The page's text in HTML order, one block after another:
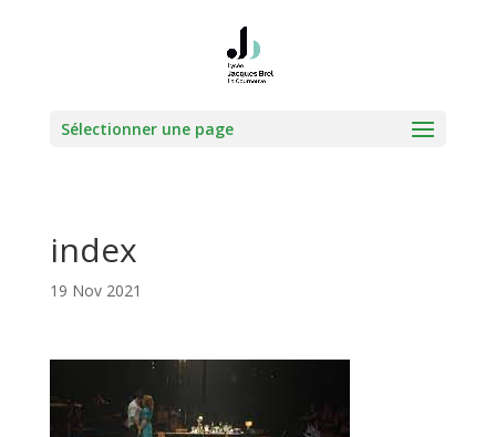
Sélectionner une page
index
19 Nov 2021